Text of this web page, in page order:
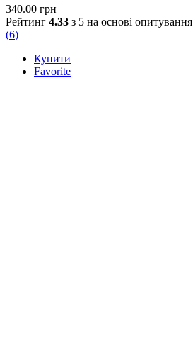
340.00 грн
Рейтинг 4.33 з 5 на основі опитування
(6)
Купити
Favorite